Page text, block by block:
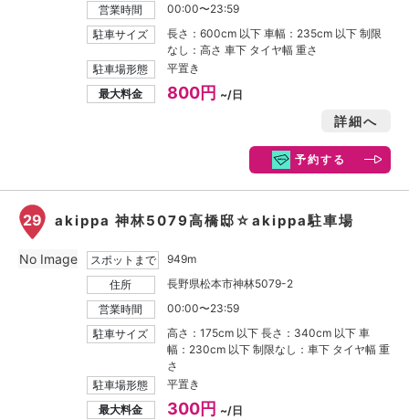
営業時間
00:00〜23:59
駐車サイズ
長さ：600cm 以下 車幅：235cm 以下 制限
なし：高さ 車下 タイヤ幅 重さ
駐車場形態
平置き
最大料金
800円 ~/日
詳細へ
予約する
29 akippa 神林5079高橋邸☆akippa駐車場
スポットまで
949m
住所
長野県松本市神林5079-2
営業時間
00:00〜23:59
駐車サイズ
高さ：175cm 以下 長さ：340cm 以下 車
幅：230cm 以下 制限なし：車下 タイヤ幅 重
さ
駐車場形態
平置き
最大料金
300円 ~/日
No Image